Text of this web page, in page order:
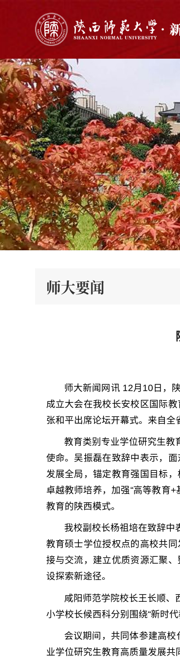
师大要闻
师大新闻网讯 12月10日，
成立大会在我校长安校区国际
张和平出席论坛开幕式。来自全
教育类别专业学位研究生教
使命。吴振磊在致辞中表示，
发展全局，锚定教育强国目标
卓越教师培养，加强“高等教育
教育的陕西模式。
我校副校长杨祖培在致辞中
教育硕士学位授权点的高校共
接与交流，建立优质资源汇聚
设探索新途径。
咸阳师范学院校长王长顺、
小学校长候西科分别围绕“新时
会议期间，共同体参建高
业学位研究生教育高质量发展共